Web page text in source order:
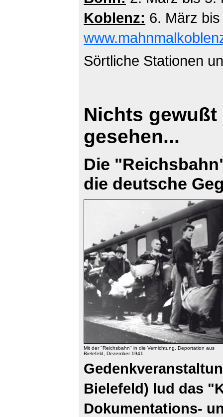
Koblenz: 6. März
Sörtliche Stationen
Nichts
gesehen...
Die
die deutsche
Mit der "Reichsbahn" in die Vernichtung. Deportation aus
Bielefeld, Dezember 1941
Bielefeld) lud das
Dokumentations-